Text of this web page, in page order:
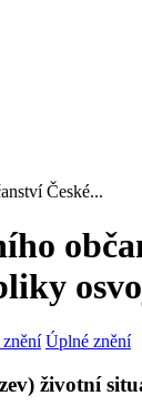
České...
znění Úplné znění
životní